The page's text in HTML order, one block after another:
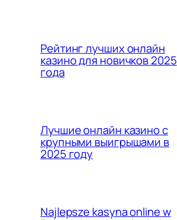
Рейтинг лучших онлайн
казино для новичков 2025
года
Лучшие онлайн казино с
крупными выигрышами в
2025 году
Najlepsze kasyna online w